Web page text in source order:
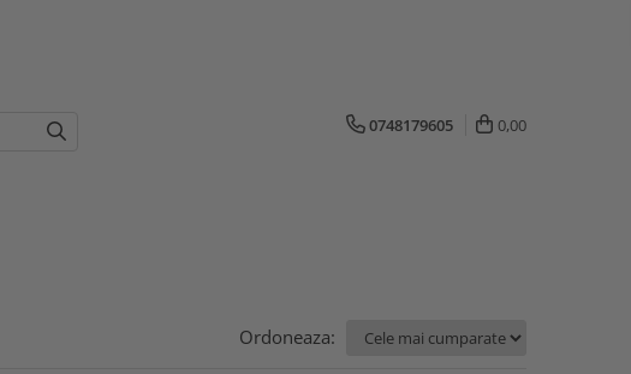
0748179605 0,00
Ordoneaza: